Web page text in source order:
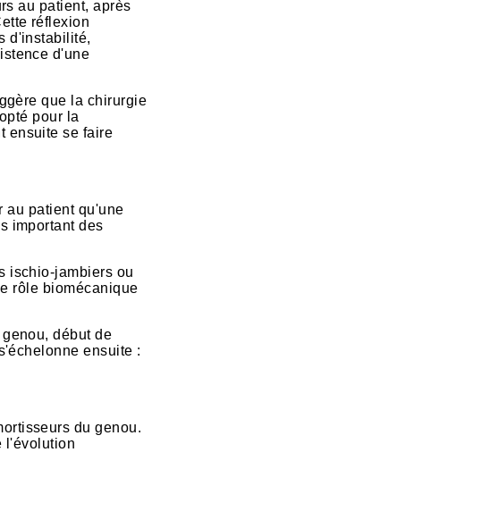
au patient, après
réflexion
d'instabilité,
d'une
que la chirurgie
pour la
ensuite se faire
au patient qu'une
important des
ischio-jambiers ou
rôle biomécanique
début de
ensuite :
du genou.
l'évolution